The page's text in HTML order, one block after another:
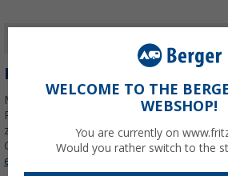
ROUTER
Mobile WLAN Router für Camper: Hier
Router mit Dual-SIM oder eSIM - vom
zur leistungsstarken 5G-Lösung für stabiles
Caravan oder Van.Jetzt mehr über unsere
erfahren...
WELCOME TO THE
WEBSHOP!
You are currently on
Would you rather switch to the